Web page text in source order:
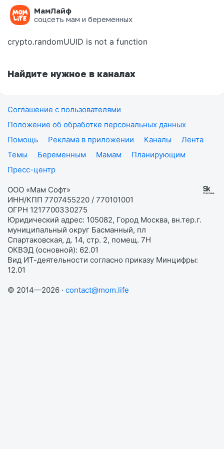
МамЛайф
соцсеть мам и беременных
Ошибка на странице
crypto.randomUUID is not a function
Найдите нужное в каналах
Соглашение с пользователями
Положение об обработке персональных данных
Помощь
Реклама в приложении Каналы
Лента
Темы
Беременным Мамам
Планирующим
Пресс-центр
ООО «Мам Софт»
ИНН/КПП 7707455220 / 770101001
ОГРН 1217700330275
Юридический адрес: 105082, Город Москва, вн.тер.г.
муниципальный округ Басманный, пл
Спартаковская, д. 14, стр. 2, помещ. 7Н
ОКВЭД (основной): 62.01
Вид ИТ-деятельности согласно приказу Минцифры:
12.01
© 2014—2026 · contact@mom.life